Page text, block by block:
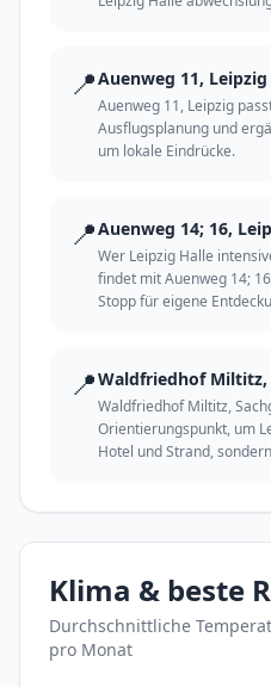
📍Auenweg 11, Leipzig
Auenweg 11, Leipzig
Ausflugsplanung und
um lokale Eindrücke.
📍Auenweg 14; 16,
Wer Leipzig Halle
findet mit Auenweg 14;
Stopp für eigene
📍Waldfriedhof Miltitz,
Waldfriedhof Miltitz,
Orientierungspunkt, um
Hotel und Strand,
Klima & beste
Durchschnittliche
pro Monat